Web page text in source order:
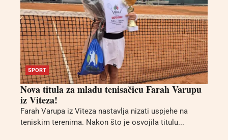
SPORT
Nova titula za mladu tenisačicu Farah Varupu
iz Viteza!
Farah Varupa iz Viteza nastavlja nizati uspjehe na
teniskim terenima. Nakon što je osvojila titulu...